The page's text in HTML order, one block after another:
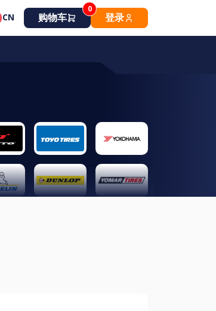
CN 购物车
0
登录